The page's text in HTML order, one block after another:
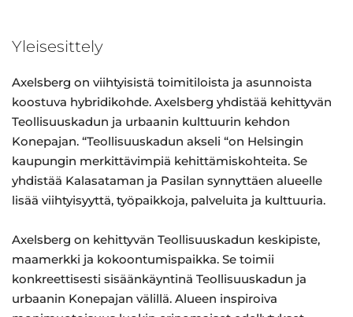
Yleisesittely
Axelsberg on viihtyisistä toimitiloista ja asunnoista
koostuva hybridikohde. Axelsberg yhdistää kehittyvän
Teollisuuskadun ja urbaanin kulttuurin kehdon
Konepajan. “Teollisuuskadun akseli “on Helsingin
kaupungin merkittävimpiä kehittämiskohteita. Se
yhdistää Kalasataman ja Pasilan synnyttäen alueelle
lisää viihtyisyyttä, työpaikkoja, palveluita ja kulttuuria.
Axelsberg on kehittyvän Teollisuuskadun keskipiste,
maamerkki ja kokoontumispaikka. Se toimii
konkreettisesti sisäänkäyntinä Teollisuuskadun ja
urbaanin Konepajan välillä. Alueen inspiroiva